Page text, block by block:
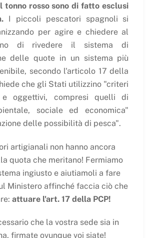
tonno rosso sono di fatto esclusi
I piccoli pescatori spagnoli si
per agire e chiedere al
di rivedere il sistema di
delle quote in un sistema più
secondo l'articolo 17 della
che gli Stati utilizzino "criteri
e oggettivi, compresi quelli di
sociale ed economica"
delle possibilità di pesca".
artigianali non hanno ancora
quota che meritano! Fermiamo
ingiusto e aiutiamoli a fare
Ministero affinché faccia ciò che
attuare l'art. 17 della PCP!
che la vostra sede sia in
firmate ovunque voi siate!